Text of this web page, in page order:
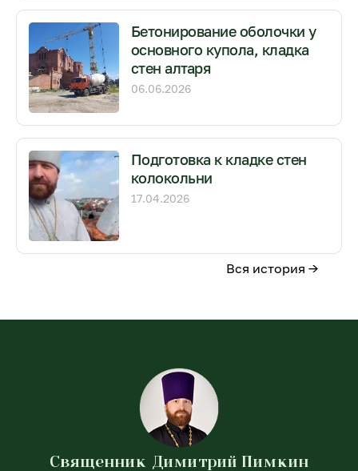
Бетонирование оболочки у
основного купола, кладка
стен алтаря
06.06.2026
Подготовка к кладке стен
колокольни
17.04.2026
Вся история →
Священник Димитрий Пимкин